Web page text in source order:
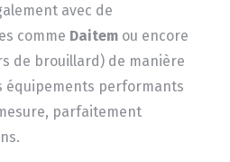
avec de
comme Daitemou encore
de brouillard) de manière
équipements performants
parfaitement